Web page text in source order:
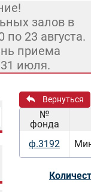
залов в
по 23 августа.
приема
июля.
Вернуться
№
фонда
ф.3192